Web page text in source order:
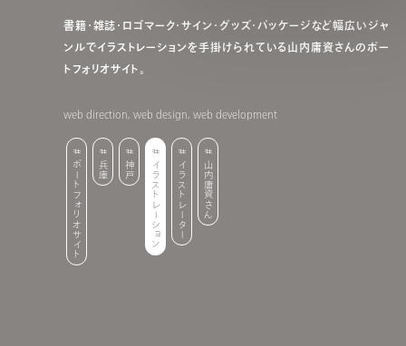
書籍・雑誌・ロゴマーク・サイン・グッズ・パッケージなど幅広いジャ
ンルでイラストレーションを手掛けられている山内庸資さんのポー
トフォリオサイト。
web direction, web design, web development
ポートフォリオサイト 兵庫 神戸 イラストレーション イラストレーター 山内庸資さん